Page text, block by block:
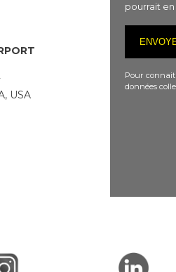
USA
pourrait
Pour
données